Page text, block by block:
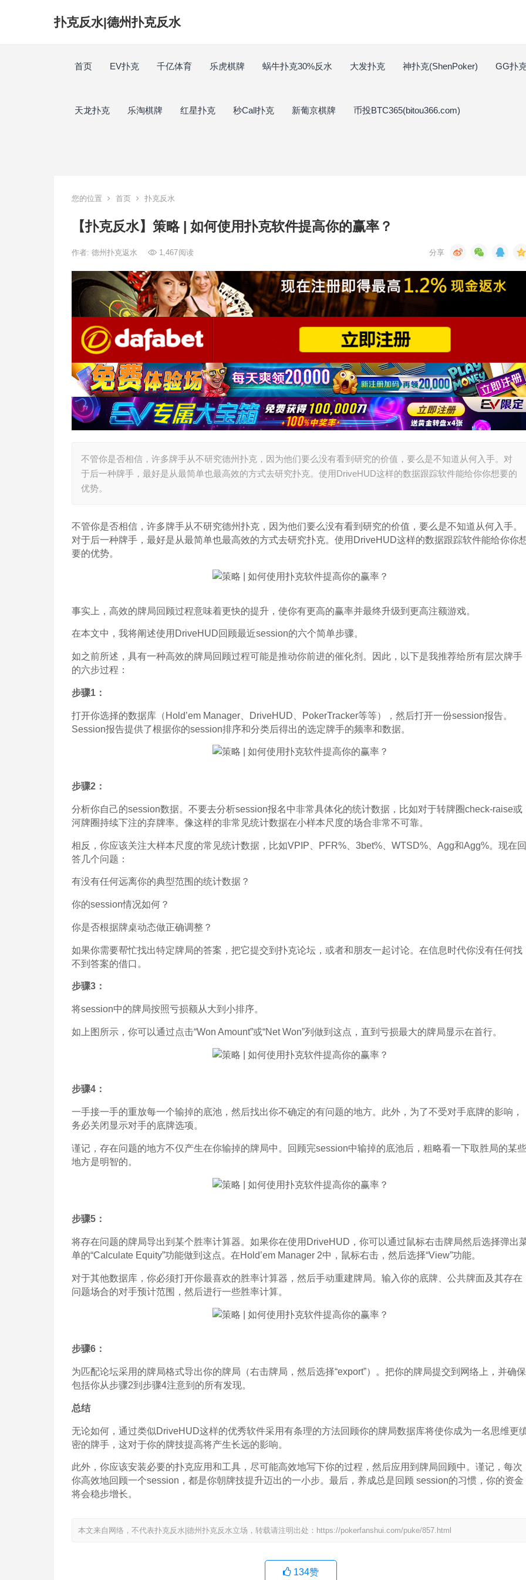
扑克反水|德州扑克反水
首页 EV扑克 千亿体育 乐虎棋牌 蜗牛扑克30%反水 大发扑克 神扑克(ShenPoker) GG扑
天龙扑克 乐淘棋牌 红星扑克 秒Call扑克 新葡京棋牌 币投BTC365(bitou366.com)
您的位置 首页 扑克反水
【扑克反水】策略 | 如何使用扑克软件提高你的赢率？
作者: 德州扑克返水 1,467阅读
不管你是否相信，许多牌手从不研究德州扑克，因为他们要么没有看到研究的价值，要么是不知道从何入手。对
于后一种牌手，最好是从最简单也最高效的方式去研究扑克。使用DriveHUD这样的数据跟踪软件能给你你想要的
优势。
不管你是否相信，许多牌手从不研究德州扑克，因为他们要么没有看到研究的价值，要么是不知道从何入手。
对于后一种牌手，最好是从最简单也最高效的方式去研究扑克。使用DriveHUD这样的数据跟踪软件能给你你
要的优势。
事实上，高效的牌局回顾过程意味着更快的提升，使你有更高的赢率并最终升级到更高注额游戏。
在本文中，我将阐述使用DriveHUD回顾最近session的六个简单步骤。
如之前所述，具有一种高效的牌局回顾过程可能是推动你前进的催化剂。因此，以下是我推荐给所有层次牌手
的六步过程：
步骤1：
打开你选择的数据库（Hold’em Manager、DriveHUD、PokerTracker等等），然后打开一份session报告。
Session报告提供了根据你的session排序和分类后得出的选定牌手的频率和数据。
步骤2：
分析你自己的session数据。不要去分析session报名中非常具体化的统计数据，比如对于转牌圈check-raise或
河牌圈持续下注的弃牌率。像这样的非常见统计数据在小样本尺度的场合非常不可靠。
相反，你应该关注大样本尺度的常见统计数据，比如VPIP、PFR%、3bet%、WTSD%、Agg和Agg%。现在回
答几个问题：
有没有任何远离你的典型范围的统计数据？
你的session情况如何？
你是否根据牌桌动态做正确调整？
如果你需要帮忙找出特定牌局的答案，把它提交到扑克论坛，或者和朋友一起讨论。在信息时代你没有任何找
不到答案的借口。
步骤3：
将session中的牌局按照亏损额从大到小排序。
如上图所示，你可以通过点击“Won Amount”或“Net Won”列做到这点，直到亏损最大的牌局显示在首行。
步骤4：
一手接一手的重放每一个输掉的底池，然后找出你不确定的有问题的地方。此外，为了不受对手底牌的影响，
务必关闭显示对手的底牌选项。
谨记，存在问题的地方不仅产生在你输掉的牌局中。回顾完session中输掉的底池后，粗略看一下取胜局的某些
地方是明智的。
步骤5：
将存在问题的牌局导出到某个胜率计算器。如果你在使用DriveHUD，你可以通过鼠标右击牌局然后选择弹出
单的“Calculate Equity”功能做到这点。在Hold’em Manager 2中，鼠标右击，然后选择“View”功能。
对于其他数据库，你必须打开你最喜欢的胜率计算器，然后手动重建牌局。输入你的底牌、公共牌面及其存在
问题场合的对手预计范围，然后进行一些胜率计算。
步骤6：
为匹配论坛采用的牌局格式导出你的牌局（右击牌局，然后选择“export”）。把你的牌局提交到网络上，并确保
包括你从步骤2到步骤4注意到的所有发现。
总结
无论如何，通过类似DriveHUD这样的优秀软件采用有条理的方法回顾你的牌局数据库将使你成为一名思维更
密的牌手，这对于你的牌技提高将产生长远的影响。
此外，你应该安装必要的扑克应用和工具，尽可能高效地写下你的过程，然后应用到牌局回顾中。谨记，每次
你高效地回顾一个session，都是你朝牌技提升迈出的一小步。最后，养成总是回顾 session的习惯，你的资金
将会稳步增长。
本文来自网络，不代表扑克反水|德州扑克反水立场，转载请注明出处：https://pokerfanshui.com/puke/857.html
134赞